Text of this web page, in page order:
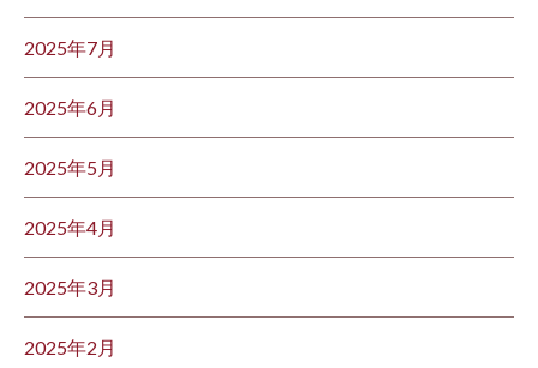
2025年7月
2025年6月
2025年5月
2025年4月
2025年3月
2025年2月